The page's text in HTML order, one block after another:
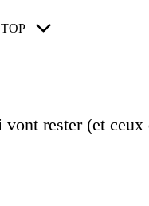
TOP
rester (et ceux